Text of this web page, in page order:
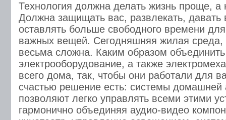
Технология должна делать жизнь проще, а
Должна защищать вас, развлекать, давать
оставлять больше свободного времени
важных вещей. Сегодняшняя жилая
весьма сложна. Каким образом
электрооборудование, а также
всего дома, так, чтобы они работали для
счастью решение есть: системы домашней
позволяют легко управлять всеми этими
гармонично объединяя аудио-видео